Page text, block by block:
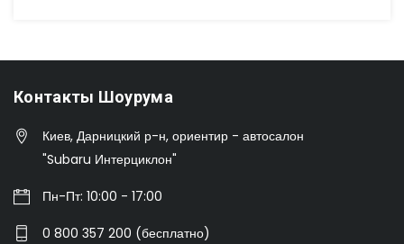
Контакты Шоурума
Киев, Дарницкий р-н, ориентир - автосалон
"Subaru Интерциклон"
Пн-Пт: 10:00 - 17:00
0 800 357 200 (бесплатно)